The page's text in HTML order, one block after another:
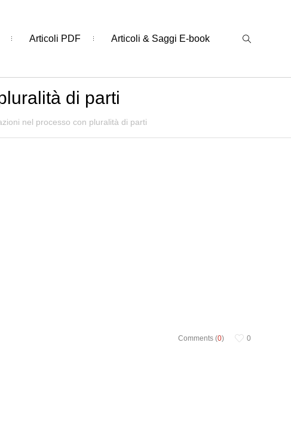
Articoli PDF Articoli & Saggi E-book
di parti
nel processo con pluralità di parti
Comments (0) 0